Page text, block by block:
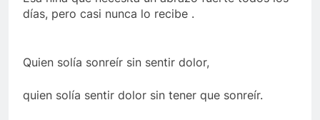
días, pero casi nunca lo recibe .
Quien solía sonreír sin sentir dolor,
quien solía sentir dolor sin tener que sonreír.